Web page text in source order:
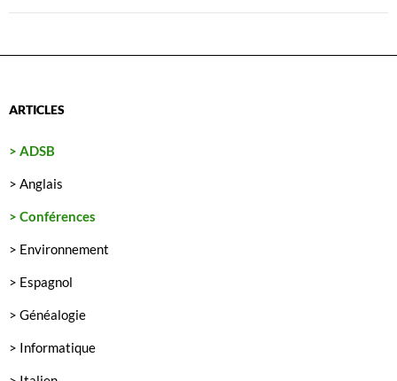
ARTICLES
> ADSB
> Anglais
> Conférences
> Environnement
> Espagnol
> Généalogie
> Informatique